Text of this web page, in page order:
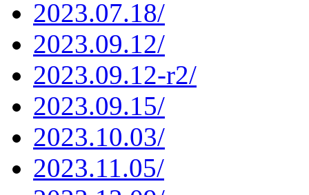
2023.07.18/
2023.09.12/
2023.09.12-r2/
2023.09.15/
2023.10.03/
2023.11.05/